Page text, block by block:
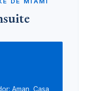
Aman, Casa